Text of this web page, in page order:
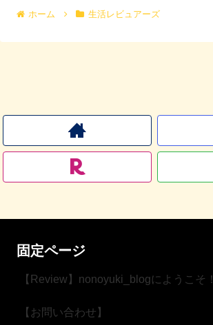
ホーム 生活レビュアーズ
固定ページ
【Review】nonoyuki_blogにようこそ！
【お問い合わせ】